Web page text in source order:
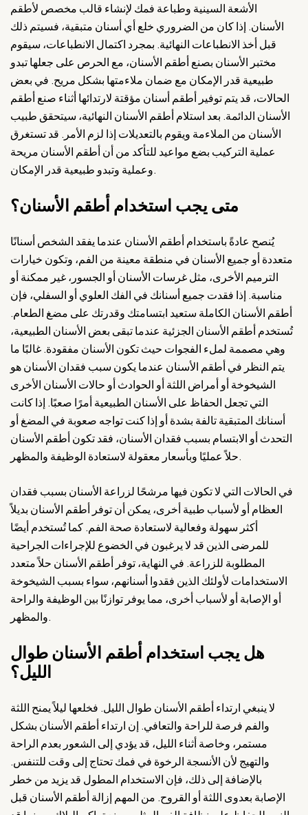
الأشعة السينية وطباعة فمك لإنشاء قالب مخصص لأطقم
الأسنان. إذا كان من الضروري خلع أي أسنان متبقية، فسيتم ذلك
قبل أخذ الانطباعات النهائية. بمجرد اكتمال الانطباعات، سيقوم
مختبر الأسنان بصنع أطقم الأسنان، مع الحرص على جعلها تبدو
طبيعية قدر الإمكان مع ضمان ملاءمتها بشكل مريح. في بعض
الحالات، قد يتم توفير أطقم أسنان مؤقتة لارتدائها أثناء صنع أطقم
الأسنان الدائمة. بعد استلام أطقم الأسنان النهائية، سيتحقق طبيب
الأسنان من الملاءمة ويقوم بالتعديلات إذا لزم الأمر. قد تستغرق
عملية التركيب بضع مواعيد للتأكد من أن أطقم الأسنان مريحة
وعملية وتبدو طبيعية قدر الإمكان.
متى يجب استخدام أطقم الأسنان؟
يُنصح عادةً باستخدام أطقم الأسنان عندما يفقد الشخص أسنانًا
متعددة أو جميع الأسنان في منطقة معينة من الفم، وتكون خيارات
الترميم الأخرى، مثل غرسات الأسنان أو الجسور، غير ممكنة أو
مناسبة. إذا فقدت جميع أسنانك في الفك العلوي أو السفلي، فإن
أطقم الأسنان الكاملة ستعيد ابتسامتك وقدرتك على مضغ الطعام.
تُستخدم أطقم الأسنان الجزئية عندما تبقى بعض الأسنان الطبيعية،
وهي مصممة لملء الفجوات حيث تكون الأسنان مفقودة. غالبًا ما
يتم النظر في أطقم الأسنان عندما يكون سبب فقدان الأسنان هو
الشيخوخة أو أمراض اللثة أو الحوادث أو حالات الأسنان الأخرى
التي تجعل الحفاظ على الأسنان الطبيعية أمرًا صعبًا. إذا كانت
أسنانك المتبقية تالفة بشدة أو إذا كنت تواجه صعوبة في المضغ أو
التحدث أو الابتسام بسبب فقدان الأسنان، فقد تكون أطقم الأسنان
حلاً عمليًا وبأسعار معقولة لاستعادة الوظيفة والمظهر.
في الحالات التي لا تكون فيها مرشحًا لزراعة الأسنان بسبب فقدان
العظام أو لأسباب طبية أخرى، يمكن أن توفر أطقم الأسنان بديلاً
أكثر سهولة وفعالية لاستعادة صحة الفم. كما تُستخدم أيضًا
للمرضى الذين قد لا يرغبون في الخضوع للإجراءات الجراحية
المطلوبة للزراعة. في النهاية، توفر أطقم الأسنان حلاً متعدد
الاستخدامات لأولئك الذين فقدوا أسنانهم، سواء بسبب الشيخوخة
أو الإصابة أو لأسباب أخرى، مما يوفر توازنًا بين الوظيفة والراحة
والمظهر.
هل يجب استخدام أطقم الأسنان طوال
الليل؟
لا ينبغي ارتداء أطقم الأسنان طوال الليل. فخلعها ليلاً يمنح اللثة
والفم فرصة للراحة والتعافي. إن ارتداء أطقم الأسنان بشكل
مستمر، وخاصة أثناء الليل، قد يؤدي إلى الشعور بعدم الراحة
والتهيج لأن الأنسجة الرخوة في فمك تحتاج إلى وقت للتنفس.
بالإضافة إلى ذلك، فإن الاستخدام المطول قد يزيد من خطر
الإصابة بعدوى اللثة أو القروح. من المهم إزالة أطقم الأسنان قبل